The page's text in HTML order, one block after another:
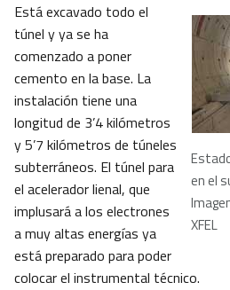
en el
XFEL
Está excavado todo el
túnel y ya se ha
comenzado a poner
cemento en la base. La
instalación tiene una
longitud de 3’4 kilómetros
y 5’7 kilómetros de túneles
subterráneos. El túnel para
el acelerador lienal, que
implusará a los electrones
a muy altas energías ya
está preparado para poder
colocar el instrumental técnico.